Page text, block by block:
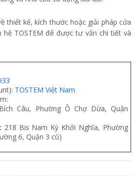
minh giúp ngăn nước mưa hiệu quả.
NSsở hữu thiết kế thanh nhôm bản lớn
trọng, chắc chắn. Đặc biệt, hệ cửa
nhôm dày, cứng cáp và khả năng
sống.
cho những hộ gia đình mong muốn
sách và chất lượng sử dụng
cấp như biệt thự hay resort yêu cầu
kế và hiệu năng, ATIS là dòng sản
nhôm 1 cánh thuộc hệ ATISnổi bật với
đường nét mượt mà và khả năng vận